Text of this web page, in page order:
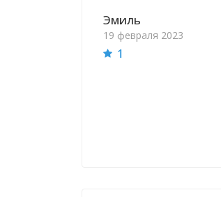
Эмиль
19 февраля 2023
1